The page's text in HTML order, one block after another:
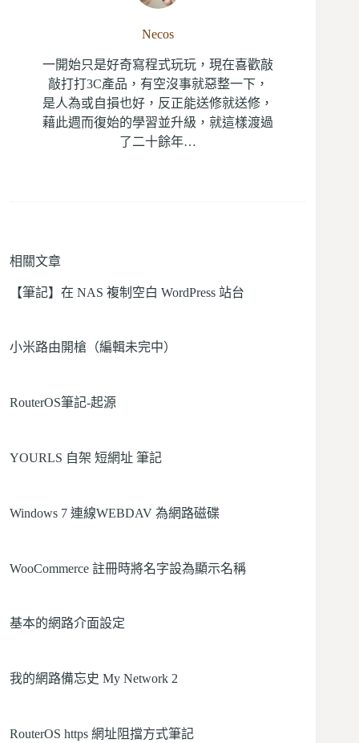
Necos
一開始只是好奇寫程式玩玩，現在喜歡敲
敲打打3C產品，有空沒事就惡整一下，
是人為或自損也好，反正能送修就送修，
藉此週而復始的學習並升級，就這樣渡過
了二十餘年…
相關文章
【筆記】在 NAS 複制空白 WordPress 站台
小米路由開槍（編輯未完中）
RouterOS筆記-起源
YOURLS 自架 短網址 筆記
Windows 7 連線WEBDAV 為網路磁碟
WooCommerce 註冊時將名字設為顯示名稱
基本的網路介面設定
我的網路備忘史 My Network 2
RouterOS https 網址阻擋方式筆記